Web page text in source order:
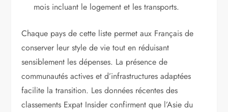
mois incluant le logement et les transports.
Chaque pays de cette liste permet aux Français de
conserver leur style de vie tout en réduisant
sensiblement les dépenses. La présence de
communautés actives et d’infrastructures adaptées
facilite la transition. Les données récentes des
classements Expat Insider confirment que l’Asie du